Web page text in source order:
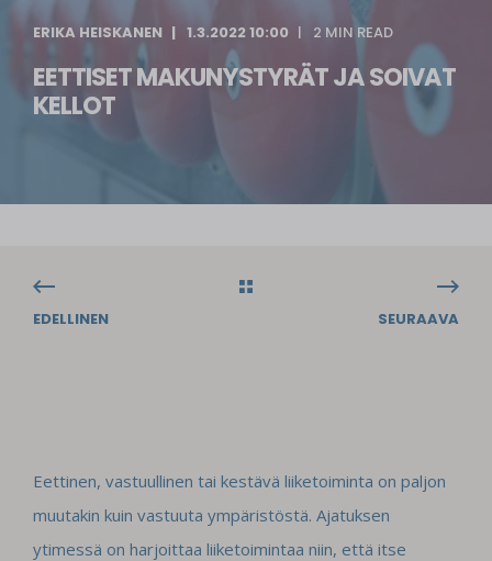
ERIKA HEISKANEN 1.3.2022 10:00 2 MIN READ
EETTISET MAKUNYSTYRÄT JA SOIVAT
KELLOT
EDELLINEN SEURAAVA
Eettinen, vastuullinen tai kestävä liiketoiminta on paljon
muutakin kuin vastuuta ympäristöstä. Ajatuksen
ytimessä on harjoittaa liiketoimintaa niin, että itse